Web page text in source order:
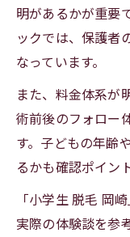
明があるかが重要
ックでは、保護者
なっています。
また、料金体系が
術前後のフォロー
す。子どもの年齢
るかも確認ポイン
「小学生 脱毛 岡
実際の体験談を参